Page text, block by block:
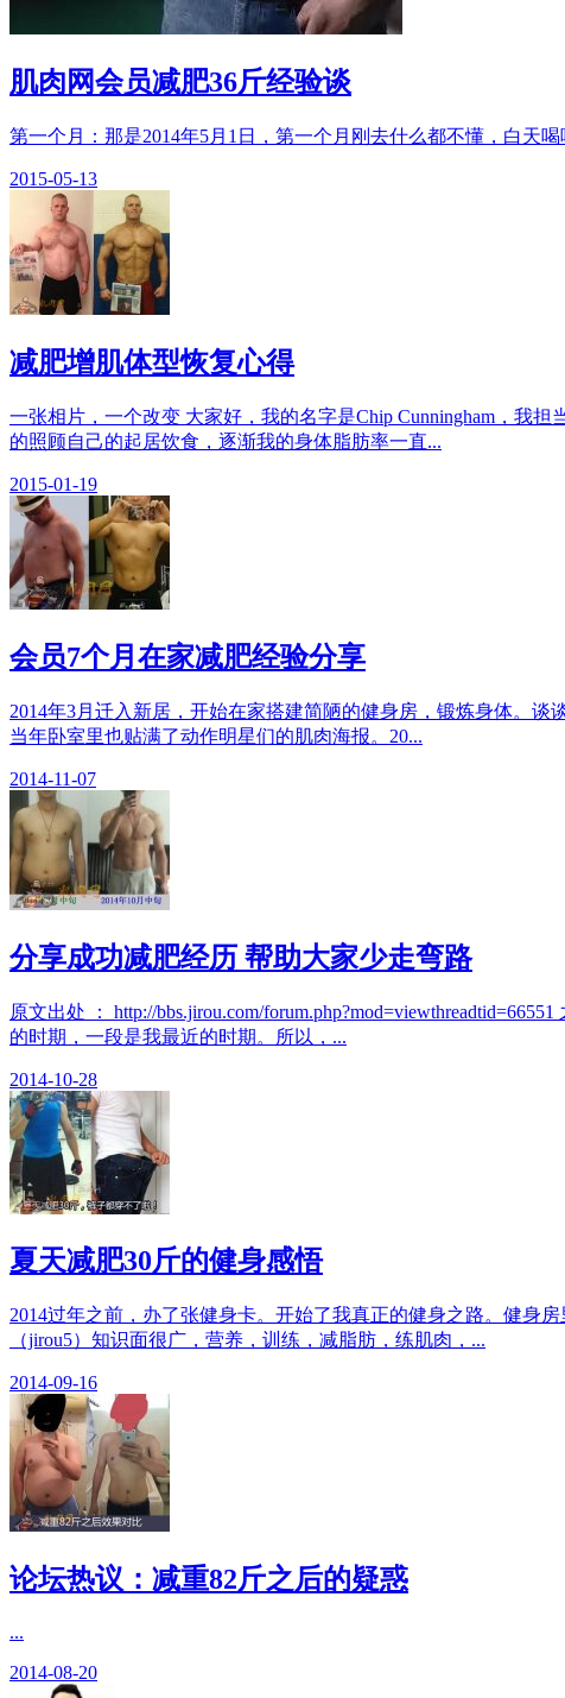
肌肉网会员减肥36斤经验谈
第一个月：那是2014年5月1日，第一个月刚去什么都不懂，白天
2015-05-13
减肥增肌体型恢复心得
一张相片，一个改变 大家好，我的名字是Chip Cunningham，我
的照顾自己的起居饮食，逐渐我的身体脂肪率一直...
2015-01-19
会员7个月在家减肥经验分享
2014年3月迁入新居，开始在家搭建简陋的健身房，锻炼身体。
当年卧室里也贴满了动作明星们的肌肉海报。20...
2014-11-07
分享成功减肥经历 帮助大家少走弯路
原文出处 ： http://bbs.jirou.com/
的时期，一段是我最近的时期。所以，...
2014-10-28
夏天减肥30斤的健身感悟
2014过年之前，办了张健身卡。开始了我真正的健身之路。健身
（jirou5）知识面很广，营养，训练，减脂肪，练肌肉，...
2014-09-16
论坛热议：减重82斤之后的疑惑
...
2014-08-20